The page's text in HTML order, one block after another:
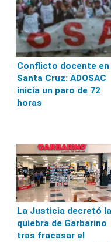
Conflicto docente en
Santa Cruz: ADOSAC
inicia un paro de 72
horas
La Justicia decretó la
quiebra de Garbarino
tras fracasar el